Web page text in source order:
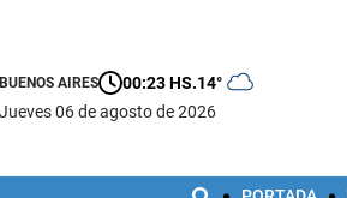
BUENOS AIRES 00:23 HS.14°
jueves 06 de agosto de 2026